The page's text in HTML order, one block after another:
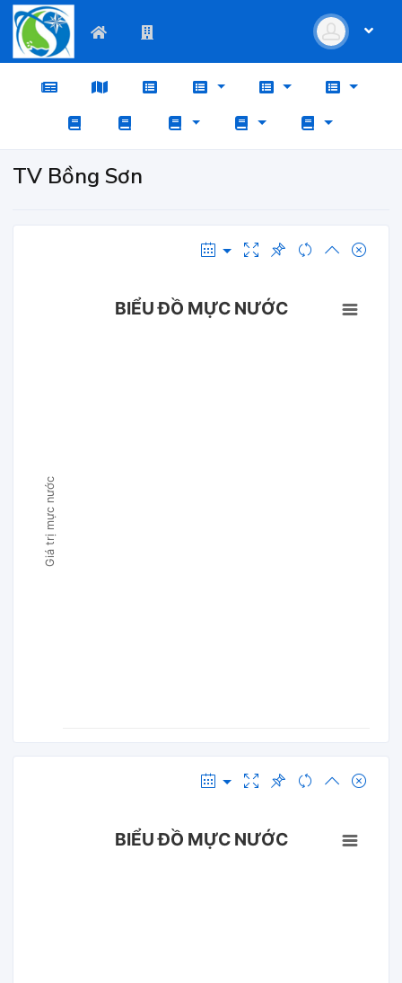
TV Bồng Sơn
Giá trị mực nước
BIỂU ĐỒ MỰC NƯỚC
BIỂU ĐỒ MỰC NƯỚC